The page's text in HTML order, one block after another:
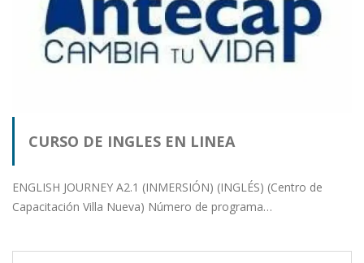
CURSO DE INGLES EN LINEA
ENGLISH JOURNEY A2.1 (INMERSIÓN) (INGLÉS) (Centro de
Capacitación Villa Nueva) Número de programa…